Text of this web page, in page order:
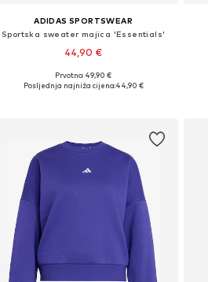
ADIDAS SPORTSWEAR
Sportska sweater majica 'Essentials'
44,90 €
+ 1
Dostupne veličine: XS, S, M, L
Prvotno: 49,90 €
Posljednja najniža cijena:44,90 €